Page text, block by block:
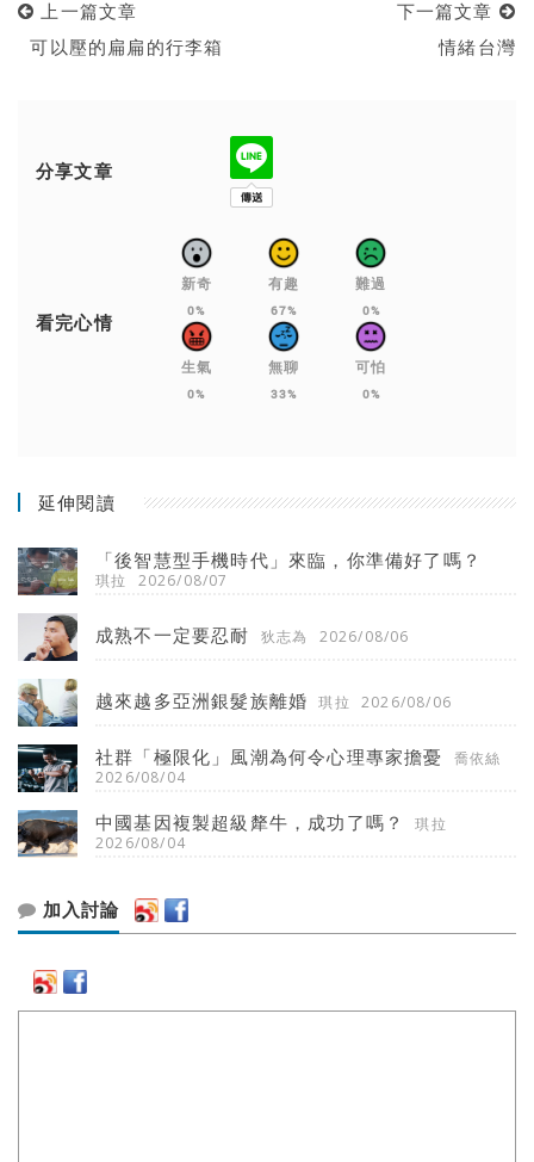
上一篇文章
可以壓的扁扁的行李箱
下一篇文章
情緒台灣
分享文章
看完心情
新奇
0%
有趣
67%
難過
0%
生氣
0%
無聊
33%
可怕
0%
延伸閱讀
「後智慧型手機時代」來臨，你準備好了嗎？
琪拉 2026/08/07
成熟不一定要忍耐 狄志為 2026/08/06
越來越多亞洲銀髮族離婚 琪拉 2026/08/06
社群「極限化」風潮為何令心理專家擔憂
喬依絲
2026/08/04
中國基因複製超級犛牛，成功了嗎？
琪拉
2026/08/04
加入討論